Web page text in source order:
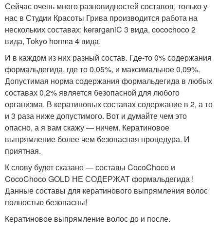
Сейчас очень много разновидностей составов, только у
нас в Студии Красоты Грива производится работа на
нескольких составах: kerarganiC 3 вида, cocochoco 2
вида, Tokyo honma 4 вида.
И в каждом из них разный состав. Где-то 0% содержания
формальдегида, где то 0,05%, и максимальное 0,09%.
Допустимая норма содержания формальдегида в любых
составах 0,2% является безопасной для любого
организма. В кератиновых составах содержание в 2, а то
и 3 раза ниже допустимого. Вот и думайте чем это
опасно, а я вам скажу — ничем. Кератиновое
выпрямление более чем безопасная процедура. И
приятная.
К слову будет сказано — составы CocoChoco и
CocoChoco GOLD НЕ СОДЕРЖАТ формальдегида !
Данные составы для кератинового выпрямления волос
полностью безопасны!
Кератиновое выпрямление волос до и после.